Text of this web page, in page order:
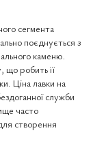
сегмента
поєднується з
каменю.
що робить її
Ціна лавки на
служби
часто
створення